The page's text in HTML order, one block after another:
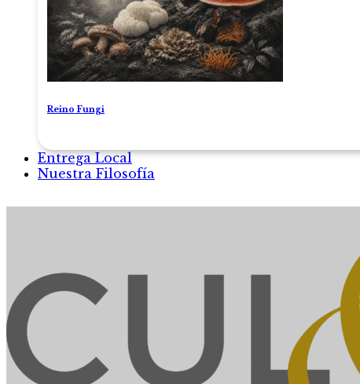
Reino Fungi
Entrega Local
Nuestra Filosofía